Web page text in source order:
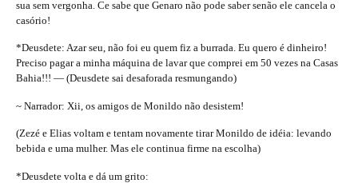
sua sem vergonha. Ce sabe que Genaro não pode saber senão ele cancela o
casório!
*Deusdete: Azar seu, não foi eu quem fiz a burrada. Eu quero é dinheiro!
Preciso pagar a minha máquina de lavar que comprei em 50 vezes na Casas
Bahia!!! — (Deusdete sai desaforada resmungando)
~ Narrador: Xii, os amigos de Monildo não desistem!
(Zezé e Elias voltam e tentam novamente tirar Monildo de idéia: levando
bebida e uma mulher. Mas ele continua firme na escolha)
*Deusdete volta e dá um grito: